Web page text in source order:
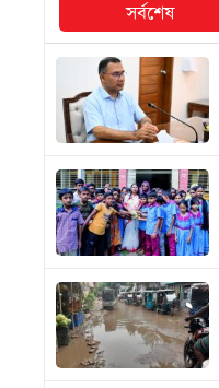
সর্বশেষ